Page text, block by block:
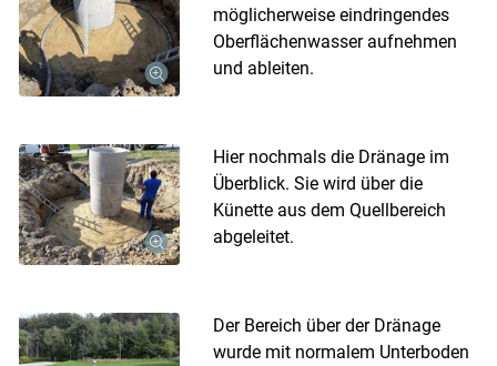
möglicherweise eindringendes
Oberflächenwasser aufnehmen
und ableiten.
Hier nochmals die Dränage im
Überblick. Sie wird über die
Künette aus dem Quellbereich
abgeleitet.
Der Bereich über der Dränage
wurde mit normalem Unterboden